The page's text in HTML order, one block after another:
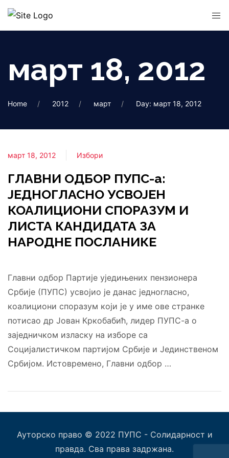
март 18, 2012
Home 2012 март Day: март 18, 2012
март 18, 2012 Избори
ГЛАВНИ ОДБОР ПУПС-а:
ЈЕДНОГЛАСНО УСВОЈЕН
КОАЛИЦИОНИ СПОРАЗУМ И
ЛИСТА КАНДИДАТА ЗА
НАРОДНЕ ПОСЛАНИКЕ
Главни одбор Партије уједињених пензионера
Србије (ПУПС) усвојио је данас једногласно,
коалициони споразум који је у име ове странке
потисао др Јован Кркобабић, лидер ПУПС-а о
заједничком изласку на изборе са
Социјалистичком партијом Србије и Јединственом
Србијом. Истовремено, Главни одбор …
Ауторско право © 2022 ПУПС - Солидарност и
правда. Сва права задржана.